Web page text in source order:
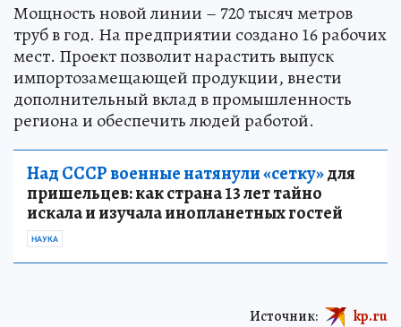
Мощность новой линии – 720 тысяч метров
труб в год. На предприятии создано 16 рабочих
мест. Проект позволит нарастить выпуск
импортозамещающей продукции, внести
дополнительный вклад в промышленность
региона и обеспечить людей работой.
Над СССР военные натянули «сетку»для
пришельцев: как страна 13 лет тайно
искала и изучала инопланетных гостей
НАУКА
Источник: kp.ru